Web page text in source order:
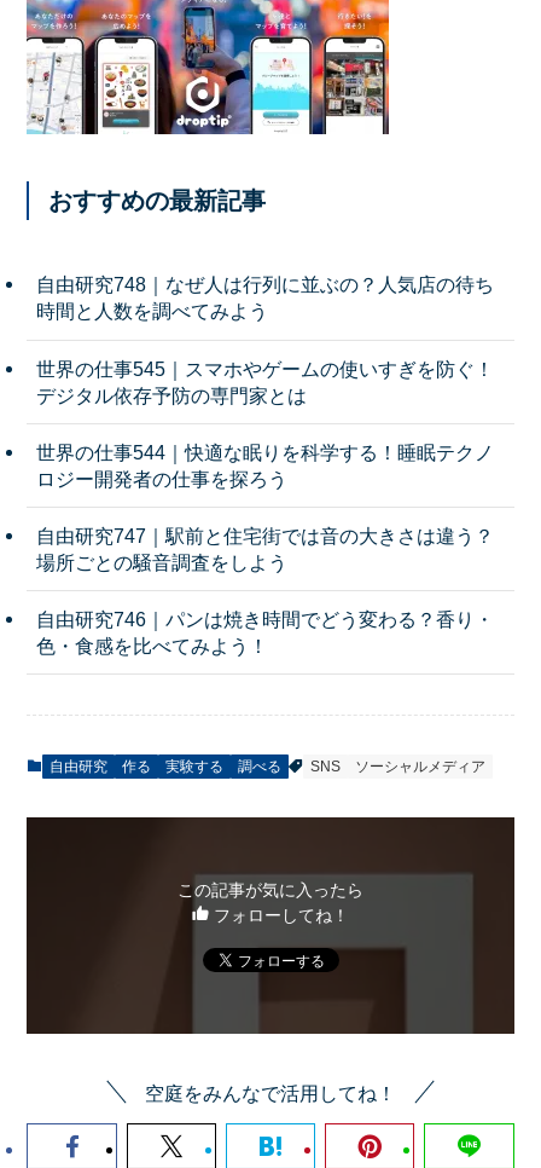
おすすめの最新記事
自由研究748｜なぜ人は行列に並ぶの？人気店の待ち
時間と人数を調べてみよう
世界の仕事545｜スマホやゲームの使いすぎを防ぐ！
デジタル依存予防の専門家とは
世界の仕事544｜快適な眠りを科学する！睡眠テクノ
ロジー開発者の仕事を探ろう
自由研究747｜駅前と住宅街では音の大きさは違う？
場所ごとの騒音調査をしよう
自由研究746｜パンは焼き時間でどう変わる？香り・
色・食感を比べてみよう！
自由研究 作る 実験する 調べる SNS ソーシャルメディア
この記事が気に入ったら
フォローしてね！
空庭をみんなで活用してね！